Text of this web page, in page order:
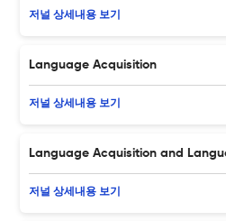
저널 상세내용 보기
Language Acquisition
저널 상세내용 보기
Language Acquisition and
저널 상세내용 보기